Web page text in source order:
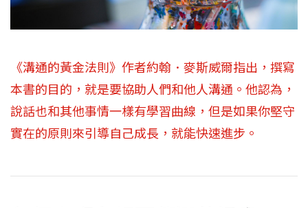
《溝通的黃金法則》作者約翰．麥斯威爾指出，撰寫
本書的目的，就是要協助人們和他人溝通。他認為，
說話也和其他事情一樣有學習曲線，但是如果你堅守
實在的原則來引導自己成長，就能快速進步。